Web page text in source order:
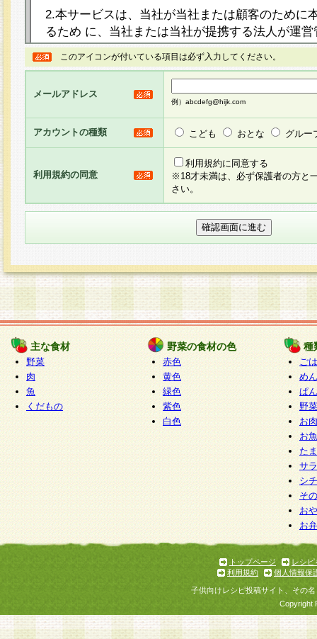
2.本サービスは、当社が当社または顧客のために
るため に、当社または当社が提携する法人が運
ト（以下「本サイト」といいます。）上に本サー
ージを設け、会員がアンケー ト調査に回答する
し、その結果を当社が集計・分析その他の利用を
るものです。なお、本サービスは、それぞれの目
員に対して本サービスの依頼を行うこともあり、
た全ての会員に対して本サービスの依頼をすると
りま す。
3.当社は、会員の事前の承諾を得ることなく、当
方 法・手段にて、本規約を任意に制定、変更ま
きるものとします。改定後の本規約等は、本規約
に掲示したときに、その 他の諸規定については
てその効力を生じるものとします。
4.本規約は、会員登録希望者による会員登録手続
の当社による会員登録の承認が完了した時点で会
たものとみなされ、会員に対して適用されるもの
5.当社がお聞きする個人情報は、すべて会員登録
で提 供いただいたものと考えております。従っ
自らの個人情報の提供を希望されない場合には、
をお預かりいたしません が、提供されないこと
商品やサービス等をご利用いただけない場合があ
了承ください。
6.当社は、お客様から当社が保有している個人情
加・ 利用停止等を求められた場合には、ご本人
て確認できた場合に限り、法令に準拠して合理的
いただきます。なお、開示 請求等の請求先は個
ります。
1.会員とは、本規約等を承諾のうえ、当社所定の
了し、当社が承認した者、グループとします。な
が以下に該当する場合は会員登録をすることがで
このアイコンが付いている項目は必ず入力してください。
メールアドレス
例）abcdefg@hijk.com
アカウントの種類 こども おとな グルー
利用規約の同意
利用規約に同意する
※18才未満は、必ず保護者の方と
さい。
主な食材
野菜
肉
魚
くだもの
野菜の食材の色
赤色
黄色
緑色
紫色
白色
種
ご
めん
ぱん
野
お
お
た
サ
シ
そ
お
お
トップページ
レシピ
利用規約
個人情報保
子供向けレシピ投稿サイト、その
Copyright